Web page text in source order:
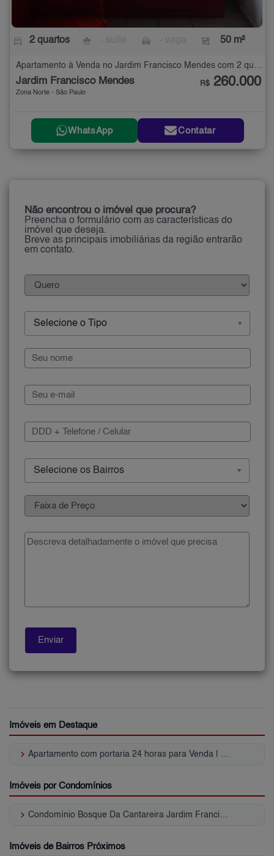
2 quartos 50 m²
Apartamento à Venda no Jardim Francisco Mendes com 2 quartos - 50 m²
Jardim Francisco Mendes
Zona Norte - São Paulo
R$ 260.000
WhatsApp Contatar
Não encontrou o imóvel que procura?
Preencha o formulário com as características do
imóvel que deseja.
Breve as principais imobiliárias da região entrarão
em contato.
Selecione o Tipo
Selecione os Bairros
Imóveis em Destaque
keyboard_arrow_right Apartamento com portaria 24 horas para Venda | Jardim Francisco Mendes
Imóveis por Condomínios
keyboard_arrow_right Condomínio Bosque Da Cantareira Jardim Francisco Mendes
Imóveis de Bairros Próximos